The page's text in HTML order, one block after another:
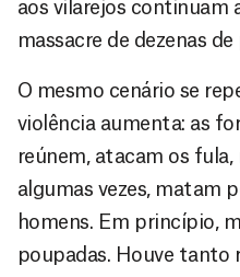
aos vilarejos continuam
massacre de dezenas de
O mesmo cenário se
violência aumenta: as
reúnem, atacam os fula,
algumas vezes, matam
homens. Em princípio,
poupadas. Houve tanto